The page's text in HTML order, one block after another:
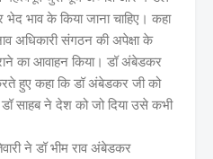
भेद भाव के किया जाना चाहिए। कहा
अधिकारी संगठन की अपेक्षा के
का आवाहन किया। डॉ अंबेडकर
हुए कहा कि डॉ अंबेडकर जी को
साहब ने देश को जो दिया उसे कभी
ने डॉ भीम राव अंबेडकर